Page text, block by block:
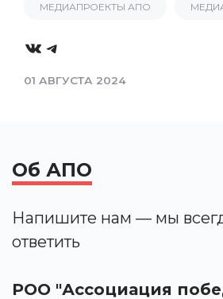
МЕДИАПРОЕКТЫ АПО
VKTelegram
01 АВГУСТА 2024
Об АПО
Напишите нам — мы
ответить
РОО "Ассоциация